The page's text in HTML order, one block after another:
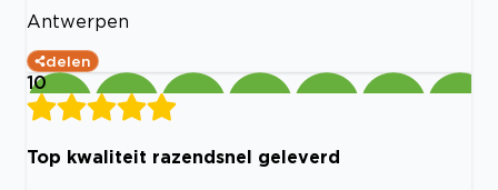
Antwerpen
delen
10
Top kwaliteit razendsnel geleverd